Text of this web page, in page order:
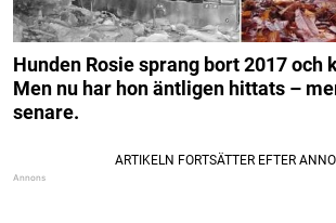
Hunden Rosie sprang bort 2017 och
Men nu har hon äntligen hittats –
senare.